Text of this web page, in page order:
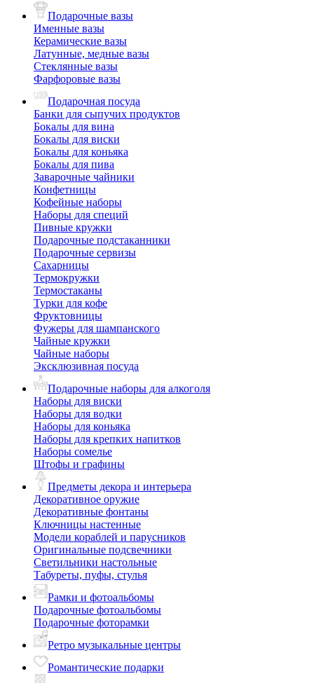
Подарочные вазы
Именные вазы
Керамические вазы
Латунные, медные вазы
Стеклянные вазы
Фарфоровые вазы
Подарочная посуда
Банки для сыпучих продуктов
Бокалы для вина
Бокалы для виски
Бокалы для коньяка
Бокалы для пива
Заварочные чайники
Конфетницы
Кофейные наборы
Наборы для специй
Пивные кружки
Подарочные подстаканники
Подарочные сервизы
Сахарницы
Термокружки
Термостаканы
Турки для кофе
Фруктовницы
Фужеры для шампанского
Чайные кружки
Чайные наборы
Эксклюзивная посуда
Подарочные наборы для алкоголя
Наборы для виски
Наборы для водки
Наборы для коньяка
Наборы для крепких напитков
Наборы сомелье
Штофы и графины
Предметы декора и интерьера
Декоративное оружие
Декоративные фонтаны
Ключницы настенные
Модели кораблей и парусников
Оригинальные подсвечники
Светильники настольные
Табуреты, пуфы, стулья
Рамки и фотоальбомы
Подарочные фотоальбомы
Подарочные фоторамки
Ретро музыкальные центры
Романтические подарки